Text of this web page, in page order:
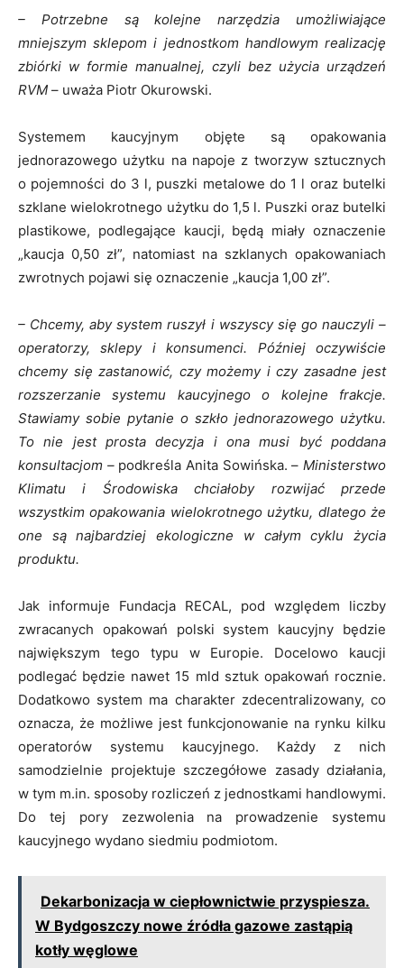
– Potrzebne są kolejne narzędzia umożliwiające
mniejszym sklepom i jednostkom handlowym realizację
zbiórki w formie manualnej, czyli bez użycia urządzeń
RVM – uważa Piotr Okurowski.
Systemem kaucyjnym objęte są opakowania
jednorazowego użytku na napoje z tworzyw sztucznych
o pojemności do 3 l, puszki metalowe do 1 l oraz butelki
szklane wielokrotnego użytku do 1,5 l. Puszki oraz butelki
plastikowe, podlegające kaucji, będą miały oznaczenie
„kaucja 0,50 zł”, natomiast na szklanych opakowaniach
zwrotnych pojawi się oznaczenie „kaucja 1,00 zł”.
– Chcemy, aby system ruszył i wszyscy się go nauczyli –
operatorzy, sklepy i konsumenci. Później oczywiście
chcemy się zastanowić, czy możemy i czy zasadne jest
rozszerzanie systemu kaucyjnego o kolejne frakcje.
Stawiamy sobie pytanie o szkło jednorazowego użytku.
To nie jest prosta decyzja i ona musi być poddana
konsultacjom –podkreśla Anita Sowińska. – Ministerstwo
Klimatu i Środowiska chciałoby rozwijać przede
wszystkim opakowania wielokrotnego użytku, dlatego że
one są najbardziej ekologiczne w całym cyklu życia
produktu.
Jak informuje Fundacja RECAL, pod względem liczby
zwracanych opakowań polski system kaucyjny będzie
największym tego typu w Europie. Docelowo kaucji
podlegać będzie nawet 15 mld sztuk opakowań rocznie.
Dodatkowo system ma charakter zdecentralizowany, co
oznacza, że możliwe jest funkcjonowanie na rynku kilku
operatorów systemu kaucyjnego. Każdy z nich
samodzielnie projektuje szczegółowe zasady działania,
w tym m.in. sposoby rozliczeń z jednostkami handlowymi.
Do tej pory zezwolenia na prowadzenie systemu
kaucyjnego wydano siedmiu podmiotom.
Dekarbonizacja w ciepłownictwie przyspiesza.
W Bydgoszczy nowe źródła gazowe zastąpią
kotły węglowe